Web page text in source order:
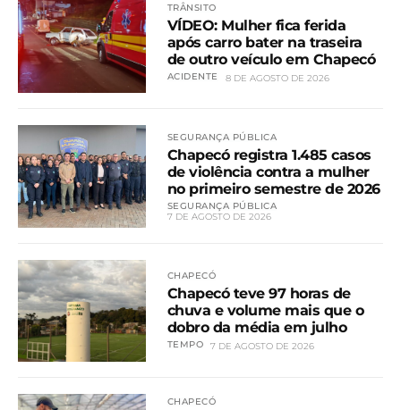
TRÂNSITO
VÍDEO: Mulher fica ferida
após carro bater na traseira
de outro veículo em Chapecó
ACIDENTE 8 DE AGOSTO DE 2026
SEGURANÇA PÚBLICA
Chapecó registra 1.485 casos
de violência contra a mulher
no primeiro semestre de 2026
SEGURANÇA PÚBLICA
7 DE AGOSTO DE 2026
CHAPECÓ
Chapecó teve 97 horas de
chuva e volume mais que o
dobro da média em julho
TEMPO 7 DE AGOSTO DE 2026
CHAPECÓ